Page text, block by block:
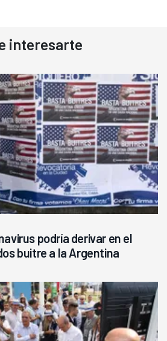
interesarte
podría derivar en el
buitre a la Argentina